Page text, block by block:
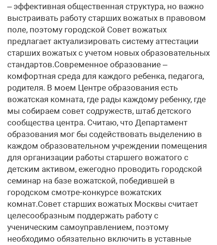
– эффективная общественная структура, но важно
выстраивать работу старших вожатых в правовом
поле, поэтому городской Совет вожатых
предлагает актуализировать систему аттестации
старших вожатых с учетом новых образовательных
стандартов.Современное образование –
комфортная среда для каждого ребенка, педагога,
родителя. В моем Центре образования есть
вожатская комната, где рады каждому ребенку, где
мы собираем совет содружеств, штаб детского
сообщества центра. Считаю, что Департамент
образования мог бы содействовать выделению в
каждом образовательном учреждении помещения
для организации работы старшего вожатого с
детским активом, ежегодно проводить городской
семинар на базе вожатской, победившей в
городском смотре-конкурсе вожатских
комнат.Совет старших вожатых Москвы считает
целесообразным поддержать работу с
ученическим самоуправлением, поэтому
необходимо обязательно включить в уставные